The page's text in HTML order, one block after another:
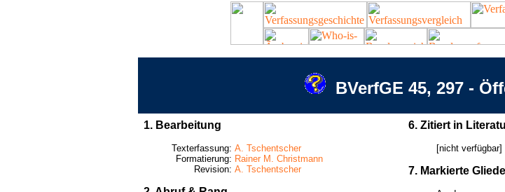
BVerfGE 45, 297 -
1. Bearbeitung
Texterfassung: A. Tschentscher
Formatierung: Rainer M. Christmann
Revision: A. Tschentscher
6. Zitiert in
[nicht verfügbar]
7. Markierte